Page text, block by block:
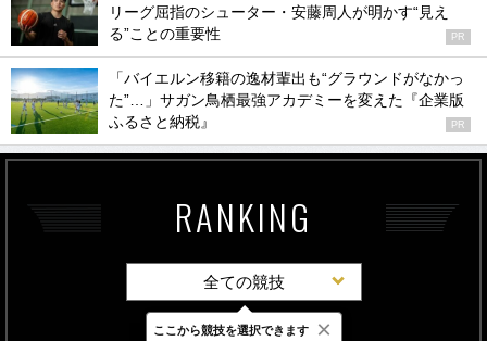
リーグ屈指のシューター・安藤周人が明かす“見え
る”ことの重要性
PR
「バイエルン移籍の逸材輩出も“グラウンドがなかっ
た”…」サガン鳥栖最強アカデミーを変えた『企業版
ふるさと納税』
PR
RANKING
全ての競技
最新 24時間 週間
ここから競技を選択できます ×